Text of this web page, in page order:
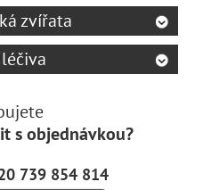
zvířata
s objednávkou?
739 854 814